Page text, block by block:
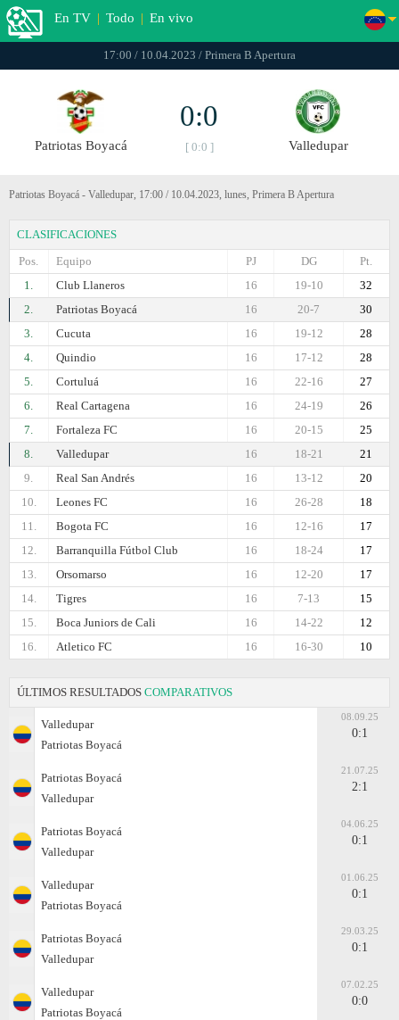
En TV | Todo | En vivo
17:00 / 10.04.2023 / Primera B Apertura
Patriotas Boyacá
0:0
[ 0:0 ] Valledupar
Patriotas Boyacá - Valledupar, 17:00 / 10.04.2023, lunes, Primera B Apertura
CLASIFICACIONES
Pos.
Equipo Pt.
DG
PJ
1.
Club Llaneros 32
19-10
16
2.
Patriotas Boyacá 30
20-7
16
3.
Cucuta 28
19-12
16
4.
Quindio 28
17-12
16
5.
Cortuluá 27
22-16
16
6.
Real Cartagena 26
24-19
16
7.
Fortaleza FC 25
20-15
16
8.
Valledupar 21
18-21
16
9.
Real San Andrés 20
13-12
16
10.
Leones FC 18
26-28
16
11.
Bogota FC 17
12-16
16
12.
Barranquilla Fútbol Club 17
18-24
16
13.
Orsomarso 17
12-20
16
14.
Tigres 15
7-13
16
15.
Boca Juniors de Cali 12
14-22
16
16.
Atletico FC 10
16-30
16
ÚLTIMOS RESULTADOS COMPARATIVOS
Valledupar
Patriotas Boyacá
08.09.25
0:1
Patriotas Boyacá
Valledupar
21.07.25
2:1
Patriotas Boyacá
Valledupar
04.06.25
0:1
Valledupar
Patriotas Boyacá
01.06.25
0:1
Patriotas Boyacá
Valledupar
29.03.25
0:1
Valledupar
Patriotas Boyacá
07.02.25
0:0